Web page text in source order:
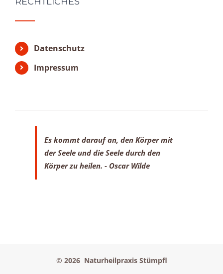
Datenschutz
Impressum
Es kommt darauf an, den Körper mit
der Seele und die Seele durch den
Körper zu heilen. - Oscar Wilde
© 2026 Naturheilpraxis Stümpfl